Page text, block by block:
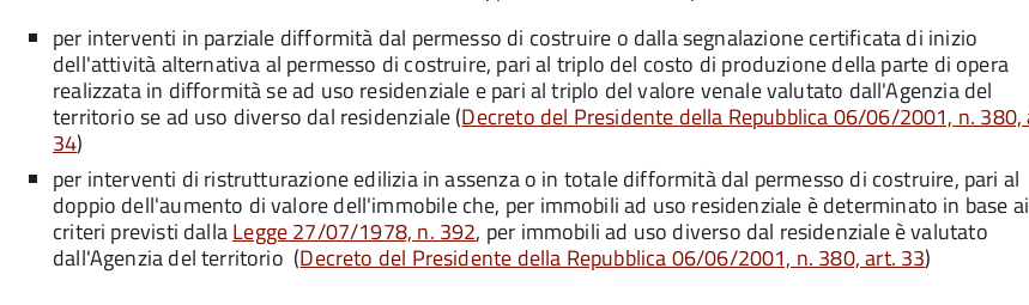
per interventi in parziale difformità dal permesso di costruire o dalla segnalazione certificata di inizio
dell'attività alternativa al permesso di costruire, pari al triplo del costo di produzione della parte di opera
realizzata in difformità se ad uso residenziale e pari al triplo del valore venale valutato dall'Agenzia del
territorio se ad uso diverso dal residenziale (Decreto del Presidente della Repubblica 06/06/2001, n. 380,
34)
per interventi di ristrutturazione edilizia in assenza o in totale difformità dal permesso di costruire, pari al
doppio dell'aumento di valore dell'immobile che, per immobili ad uso residenziale è determinato in base ai
criteri previsti dallaLegge 27/07/1978, n. 392, per immobili ad uso diverso dal residenziale è valutato
dall'Agenzia del territorio (Decreto del Presidente della Repubblica 06/06/2001, n. 380, art. 33)